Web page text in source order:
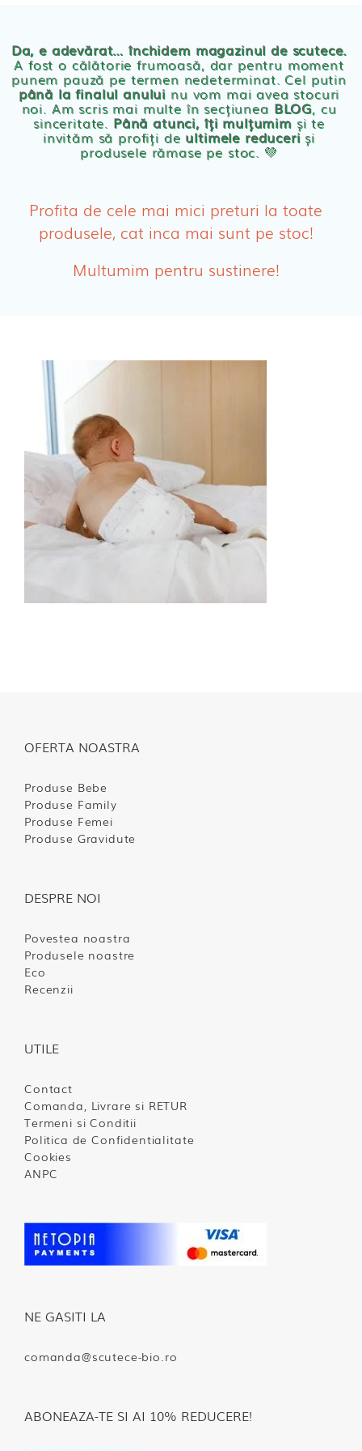
Servetele umede ecologice
Cosmetice BEBE
Olita Bio Naty
PRODUSE FEMEI
Absorbante Post-Natale
Absorbante Incontinenta Urinara
Dischete alaptare
Da, e adevărat… închidem magazinul de scutece.
A fost o călătorie frumoasă, dar pentru moment
punem pauză pe termen nedeterminat. Cel putin
până la finalul anului nu vom mai avea stocuri
noi. Am scris mai multe în secțiunea BLOG, cu
sinceritate. Până atunci, îți mulțumimși te
invităm să profiți de ultimele reduceriși
produsele rămase pe stoc. 💛
Profita de cele mai mici preturi la toate
produsele, cat inca mai sunt pe stoc!
Multumim pentru sustinere!
OFERTA NOASTRA
Produse Bebe
Produse Family
Produse Femei
Produse Gravidute
DESPRE NOI
Povestea noastra
Produsele noastre
Eco
Recenzii
UTILE
Contact
Comanda, Livrare si RETUR
Termeni si Conditii
Politica de Confidentialitate
Cookies
ANPC
NE GASITI LA
comanda@scutece-bio.ro
ABONEAZA-TE SI AI 10% REDUCERE!